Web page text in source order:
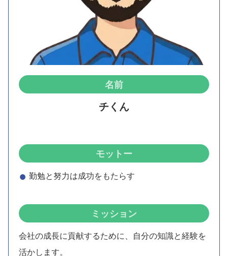
モットー
勤勉と努力は成功をもたらす
名前
チくん
ミッション
会社の成長に貢献するために、自分の知識と経験を
活かします。